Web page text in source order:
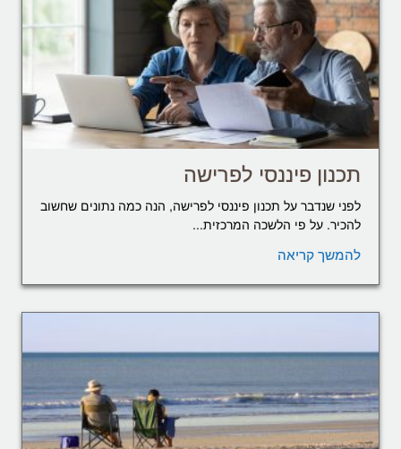
תכנון פיננסי לפרישה
לפני שנדבר על תכנון פיננסי לפרישה, הנה כמה נתונים שחשוב
להכיר. על פי הלשכה המרכזית...
להמשך קריאה